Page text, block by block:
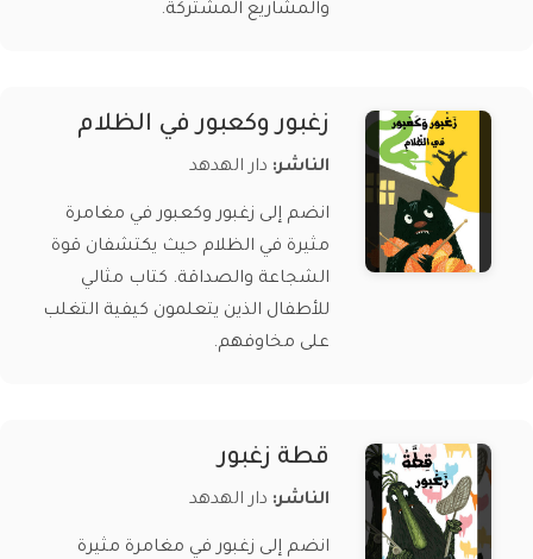
والمشاريع المشتركة.
زغبور وكعبور في الظلام
الناشر: دار الهدهد
انضم إلى زغبور وكعبور في مغامرة
مثيرة في الظلام حيث يكتشفان قوة
الشجاعة والصداقة. كتاب مثالي
للأطفال الذين يتعلمون كيفية التغلب
على مخاوفهم.
قطة زغبور
الناشر: دار الهدهد
انضم إلى زغبور في مغامرة مثيرة